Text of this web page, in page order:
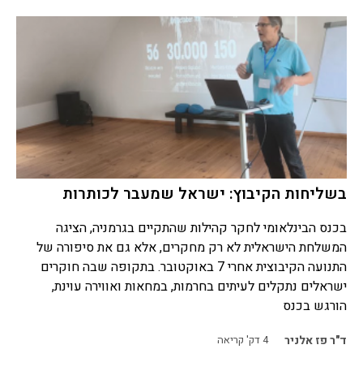
בשליחות הקיבוץ: ישראל שמעבר לכותרות
בכנס הבינלאומי לחקר קהילות שהתקיים בגרמניה, הציגה
המשלחת הישראלית לא רק מחקרים, אלא גם את סיפורה של
התנועה הקיבוצית אחרי 7 באוקטובר. בתקופה שבה חוקרים
ישראלים נתקלים לעיתים בחרמות, במחאות ואווירה עוינת,
הורגש בכנס
ד"ר פז אלניר 4דק' קריאה